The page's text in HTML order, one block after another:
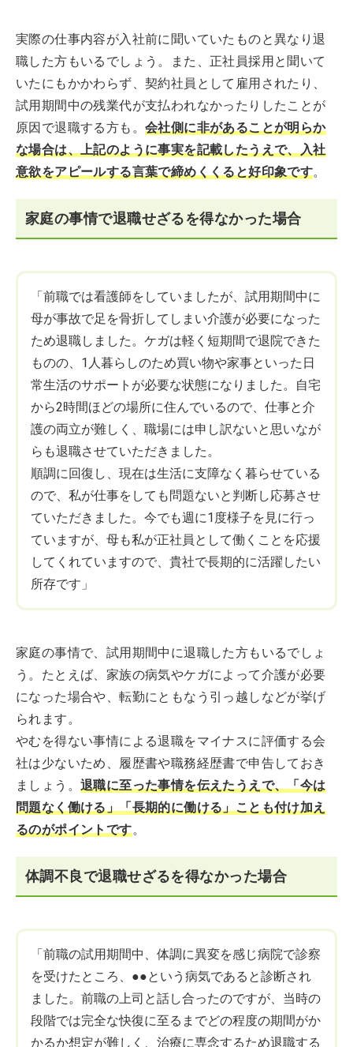
実際の仕事内容が入社前に聞いていたものと異なり退
職した方もいるでしょう。また、正社員採用と聞いて
いたにもかかわらず、契約社員として雇用されたり、
試用期間中の残業代が支払われなかったりしたことが
原因で退職する方も。 会社側に非があることが明らか
な場合は、上記のように事実を記載したうえで、入社
意欲をアピールする言葉で締めくくると好印象です。
家庭の事情で退職せざるを得なかった場合
「前職では看護師をしていましたが、試用期間中に
母が事故で足を骨折してしまい介護が必要になった
ため退職しました。ケガは軽く短期間で退院できた
ものの、1人暮らしのため買い物や家事といった日
常生活のサポートが必要な状態になりました。自宅
から2時間ほどの場所に住んでいるので、仕事と介
護の両立が難しく、職場には申し訳ないと思いなが
らも退職させていただきました。
順調に回復し、現在は生活に支障なく暮らせている
ので、私が仕事をしても問題ないと判断し応募させ
ていただきました。今でも週に1度様子を見に行っ
ていますが、母も私が正社員として働くことを応援
してくれていますので、貴社で長期的に活躍したい
所存です」
家庭の事情で、試用期間中に退職した方もいるでしょ
う。たとえば、家族の病気やケガによって介護が必要
になった場合や、転勤にともなう引っ越しなどが挙げ
られます。
やむを得ない事情による退職をマイナスに評価する会
社は少ないため、履歴書や職務経歴書で申告しておき
ましょう。 退職に至った事情を伝えたうえで、「今は
問題なく働ける」「長期的に働ける」ことも付け加え
るのがポイントです。
体調不良で退職せざるを得なかった場合
「前職の試用期間中、体調に異変を感じ病院で診察
を受けたところ、●●という病気であると診断され
ました。前職の上司と話し合ったのですが、当時の
段階では完全な快復に至るまでどの程度の期間がか
かるか想定が難しく、治療に専念するため退職する